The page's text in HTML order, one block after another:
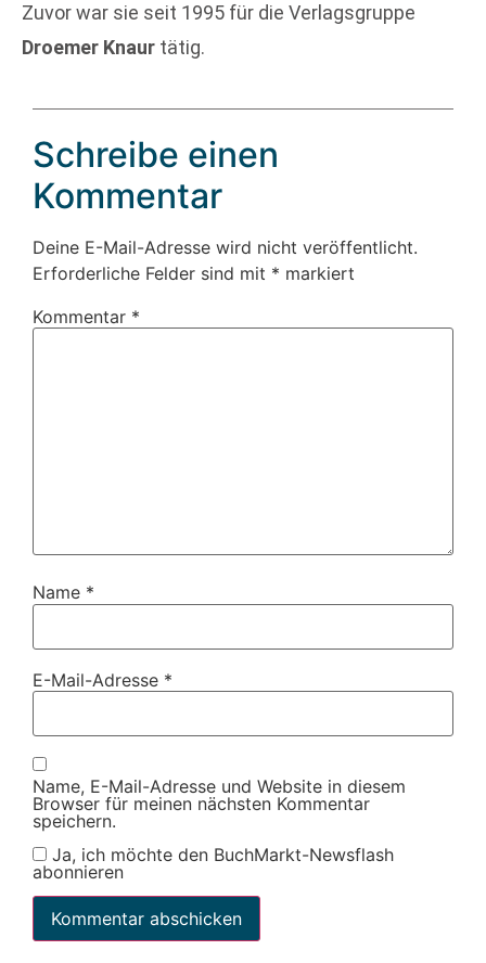
Zuvor war sie seit 1995 für die Verlagsgruppe
Droemer Knaur tätig.
Schreibe einen
Kommentar
Deine E-Mail-Adresse wird nicht veröffentlicht.
Erforderliche Felder sind mit * markiert
Kommentar *
Name *
E-Mail-Adresse *
Name, E-Mail-Adresse und Website in diesem
Browser für meinen nächsten Kommentar
speichern.
Ja, ich möchte den BuchMarkt-Newsflash
abonnieren